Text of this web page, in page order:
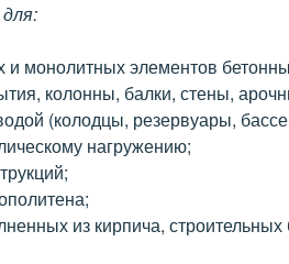
монолитных элементов
колонны, балки, стены,
(колодцы, резервуары,
нагружению;
из кирпича, строительных